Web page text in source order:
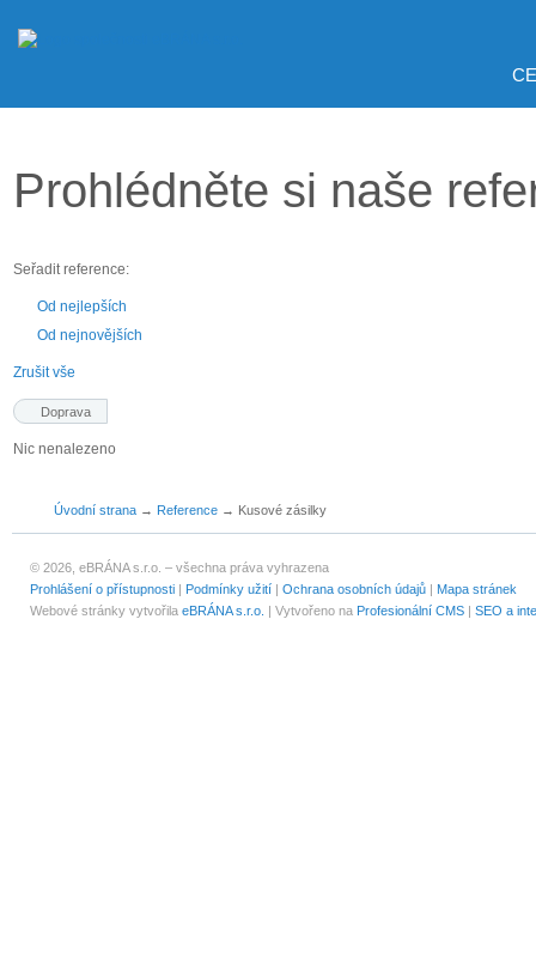
Prohlédněte si naše
Seřadit reference:
Od nejlepších
Od nejnovějších
Zrušit vše
Doprava
Nic nenalezeno
Úvodní strana → Reference → Kusové zásilky
© 2026, eBRÁNA s.r.o. – všechna práva vyhrazena
Prohlášení o přístupnosti | Podmínky užití | Ochrana osobních údajů | Mapa stránek
Webové stránky vytvořila eBRÁNA s.r.o. | Vytvořeno na Profesionální CMS | SEO a